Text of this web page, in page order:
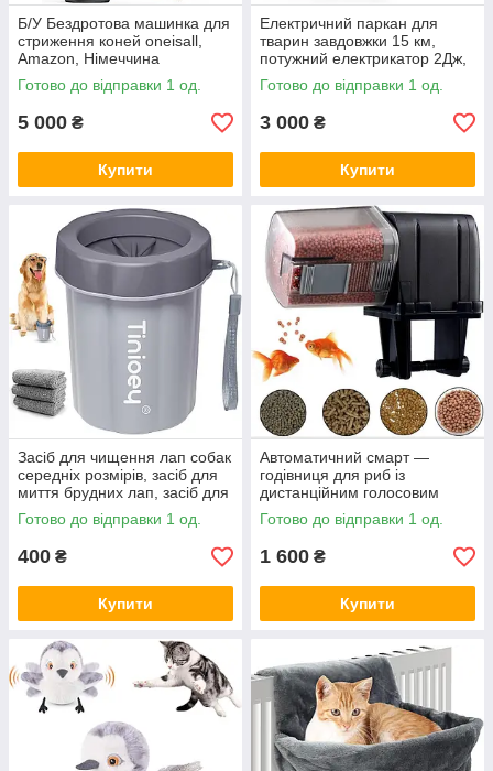
Б/У Бездротова машинка для
стриження коней oneisall,
Amazon, Німеччина
Готово до відправки 1 од.
5 000 ₴
Купити
Електричний паркан для
тварин завдовжки 15 км,
потужний електрикатор 2Дж,
мережевий електрикатор,
Amazon, Німеччина
Готово до відправки 1 од.
3 000 ₴
Купити
Засіб для чищення лап собак
середніх розмірів, засіб для
миття брудних лап, засіб для
чищення лап хатніх тварин,
Amazon
Готово до відправки 1 од.
400 ₴
Купити
Автоматичний смарт —
годівниця для риб із
дистанційним голосовим
керуванням, Amazon,
Німеччина
Готово до відправки 1 од.
1 600 ₴
Купити